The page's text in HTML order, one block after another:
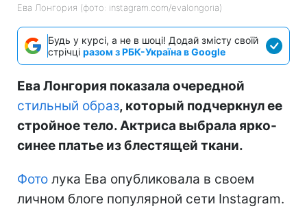
Ева Лонгория (фото: instagram.com/evalongoria)
Будь у курсі, а не в шоці! Додай змісту своїй
стрічці разом з РБК-Україна в Google
Ева Лонгория показала очередной
стильный образ, который подчеркнул ее
стройное тело. Актриса выбрала ярко-
синее платье из блестящей ткани.
Фото лука Ева опубликовала в своем
личном блоге популярной сети Instagram.